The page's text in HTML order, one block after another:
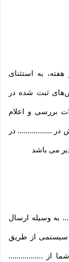
به استثنای
ثبت شده در
بررسی و اعلام
در ................. در
می باشد
به وسیله ارسال
سیستمی از طریق
از .................